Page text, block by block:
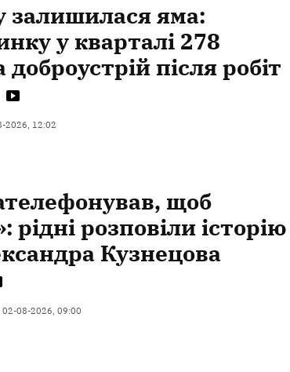
залишилася яма:
у кварталі 278
після робіт
2026, 12:02
щоб
розповіли історію
Кузнецова
02-08-2026, 09:00